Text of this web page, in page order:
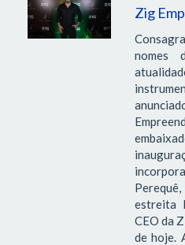
Zig
nomes
estreita
CEO da
de hoje.